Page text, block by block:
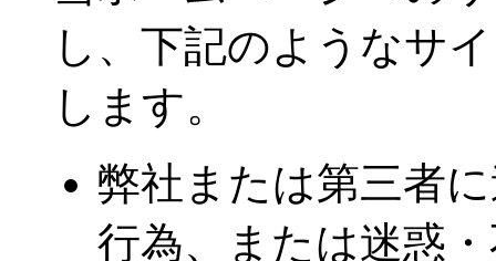
し、下記のようなサ
します。
弊社または第三者
行為、または迷惑